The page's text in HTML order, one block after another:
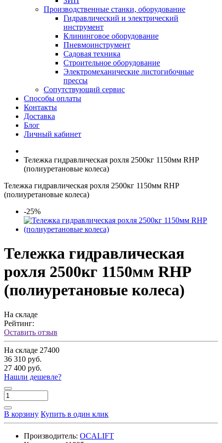
Производственные станки, оборудование
Гидравлический и электрический
инструмент
Клининговое оборудование
Пневмоинструмент
Садовая техника
Строительное оборудование
Электромеханические листогибочные
прессы
Сопутствующий сервис
Способы оплаты
Контакты
Доставка
Блог
Личный кабинет
Тележка гидравлическая рохля 2500кг 1150мм RHP
(полиуретановые колеса)
Тележка гидравлическая рохля 2500кг 1150мм RHP
(полиуретановые колеса)
-25%
Тележка гидравлическая
рохля 2500кг 1150мм RHP
(полиуретановые колеса)
На складе
Рейтинг:
Оставить отзыв
На складе 27400
36 310 руб.
27 400 руб.
Нашли дешевле?
В корзину Купить в один клик
Производитель: OCALIFT